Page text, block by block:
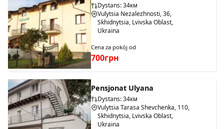
Dystans: 34км
Vulytsia Nezalezhnosti, 36,
Skhidnytsia, Lvivska Oblast,
Ukraina
Cena za pokój od
700грн
Pensjonat Ulyana
Dystans: 34км
Vulytsia Tarasa Shevchenka, 110,
Skhidnytsia, Lvivska Oblast,
Ukraina